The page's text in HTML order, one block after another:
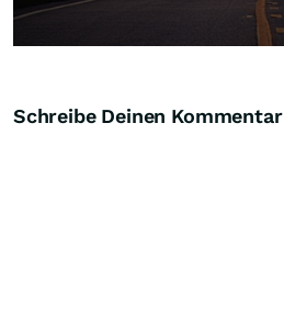
Schreibe Deinen Kommentar